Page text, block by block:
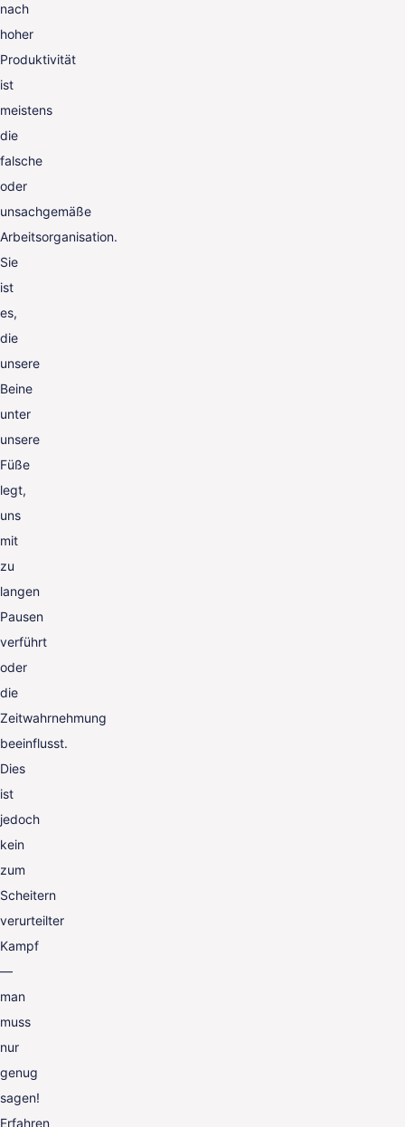
nach
hoher
Produktivität
ist
meistens
die
falsche
oder
unsachgemäße
Arbeitsorganisation.
Sie
ist
es,
die
unsere
Beine
unter
unsere
Füße
legt,
uns
mit
zu
langen
Pausen
verführt
oder
die
Zeitwahrnehmung
beeinflusst.
Dies
ist
jedoch
kein
zum
Scheitern
verurteilter
Kampf
—
man
muss
nur
genug
sagen!
Erfahren